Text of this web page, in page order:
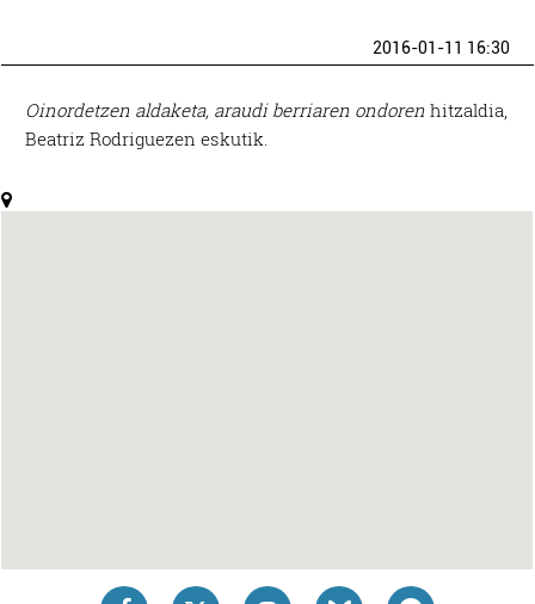
2016-01-11 16:30
Oinordetzen aldaketa, araudi berriaren ondoren hitzaldia,
Beatriz Rodriguezen eskutik.